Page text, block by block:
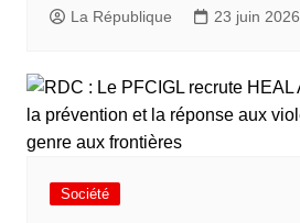
La République 23 juin 2026
Société